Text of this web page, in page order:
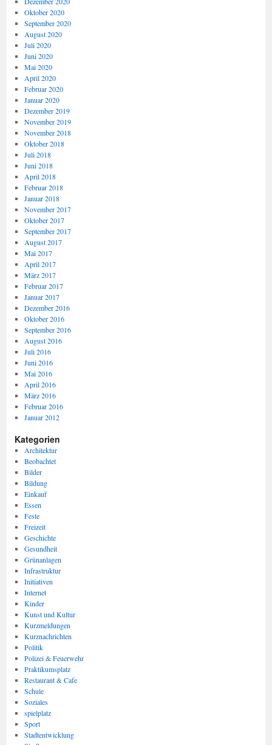
Oktober 2020
September 2020
August 2020
Juli 2020
Juni 2020
Mai 2020
April 2020
Februar 2020
Januar 2020
Dezember 2019
November 2019
November 2018
Oktober 2018
Juli 2018
Juni 2018
April 2018
Februar 2018
Januar 2018
November 2017
Oktober 2017
September 2017
August 2017
Mai 2017
April 2017
März 2017
Februar 2017
Januar 2017
Dezember 2016
Oktober 2016
September 2016
August 2016
Juli 2016
Juni 2016
Mai 2016
April 2016
März 2016
Februar 2016
Januar 2012
Kategorien
Architektur
Beobachtet
Bilder
Bildung
Einkauf
Essen
Feste
Freizeit
Geschichte
Gesundheit
Grünanlagen
Infrastruktur
Initiativen
Internet
Kinder
Kunst und Kultur
Kurzmeldungen
Kurznachrichten
Politik
Polizei & Feuerwehr
Praktikumsplatz
Restaurant & Cafe
Schule
Soziales
spielplatz
Sport
Stadtentwicklung